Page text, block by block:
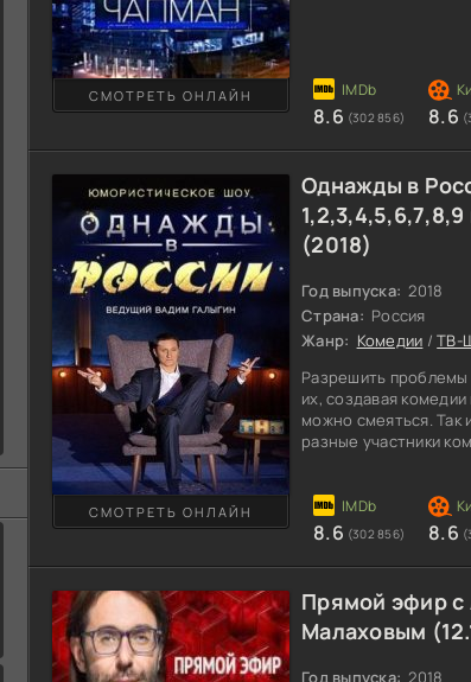
Подобный проект
зрителям любого
СМОТРЕТЬ ОНЛАЙН
8.6 (302 856) 8.6
Однажды в
(2018)
Год выпуска: 2018
Страна: Россия
Жанр: Комедии /ТВ-
Разрешить
их, создавая
можно смеяться. Так
разные участники
россиян. Сюжетом
Однажды в России 5
непростых и
юмора, для общего
СМОТРЕТЬ ОНЛАЙН
8.6 (302 856) 8.6
Прямой эфир с
Малаховым
Год выпуска: 2018